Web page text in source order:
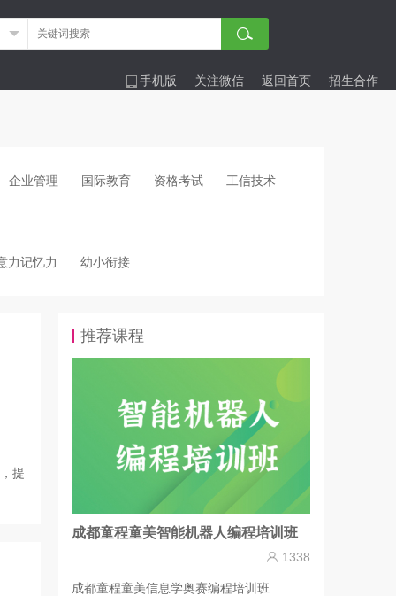
招生合作
手机版 关注微信 返回首页
企业管理 国际教育 资格考试 工信技术
力记忆力 幼小衔接
提
推荐课程
成都童程童美智能机器人编程培训班
1338
成都童程童美信息学奥赛编程培训班